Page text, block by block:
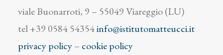
viale Buonarroti, 9 – 55049 Viareggio (LU)
tel +39 0584 54354info@istitutomatteucci.it
privacy policy– cookie policy